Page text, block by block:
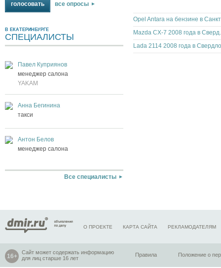
все опросы
В ЕКАТЕРИНБУРГЕ
СПЕЦИАЛИСТЫ
Павел Куприянов
менеджер салона
YAKAM
Анна Бегинина
такси
Антон Белов
менеджер салона
Все специалисты
Mazda
О ПРОЕКТЕ КАРТА САЙТА РЕКЛАМОДАТЕЛЯМ
Сайт может содержать информацию
для лиц старше 16 лет
Правила Положение о